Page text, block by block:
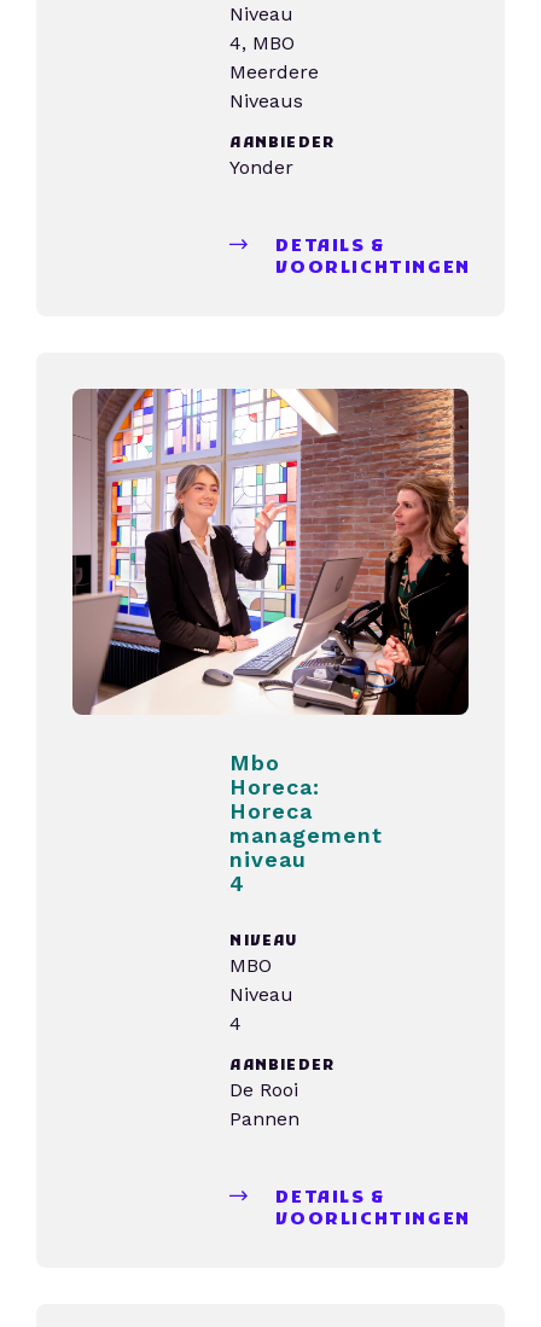
Niveau
4, MBO
Meerdere
Niveaus
AANBIEDER
Yonder
DETAILS &
VOORLICHTINGEN
Mbo
Horeca:
Horeca
management
niveau
4
NIVEAU
MBO
Niveau
4
AANBIEDER
De Rooi
Pannen
DETAILS &
VOORLICHTINGEN